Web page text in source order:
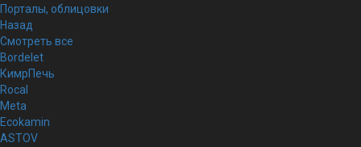
Порталы, облицовки
Назад
Смотреть все
Bordelet
КимрПечь
Rocal
Meta
Ecokamin
ASTOV